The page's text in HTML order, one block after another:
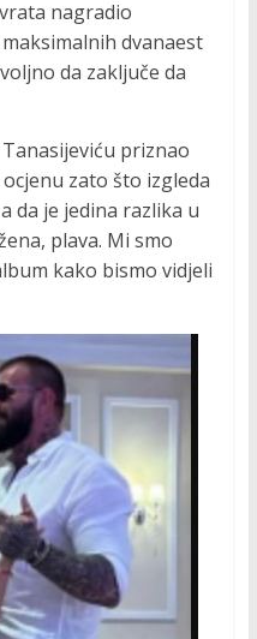
nagradio
dvanaest
da zaključe da
priznao
zato što izgleda
da je jedina razlika u
plava. Mi smo
kako bismo vidjeli